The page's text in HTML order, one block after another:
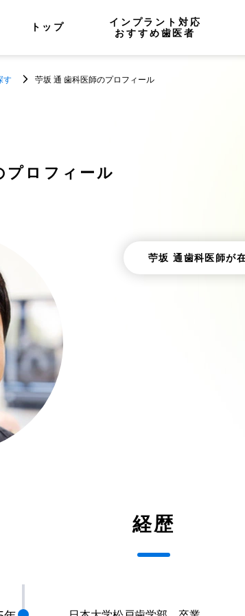
トップ
インプラント対応
おすすめ歯医者
す 苧坂 通 歯科医師のプロフィール
プロフィール
苧坂 通歯科医師が
経歴